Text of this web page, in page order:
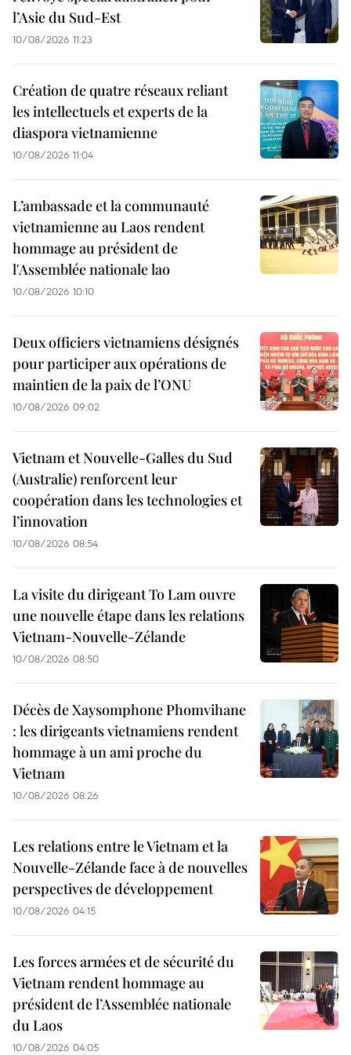
l’Asie du Sud-Est
10/08/2026 11:23
Création de quatre réseaux reliant
les intellectuels et experts de la
diaspora vietnamienne
10/08/2026 11:04
L’ambassade et la communauté
vietnamienne au Laos rendent
hommage au président de
l'Assemblée nationale lao
10/08/2026 10:10
Deux officiers vietnamiens désignés
pour participer aux opérations de
maintien de la paix de l’ONU
10/08/2026 09:02
Vietnam et Nouvelle-Galles du Sud
(Australie) renforcent leur
coopération dans les technologies et
l’innovation
10/08/2026 08:54
La visite du dirigeant To Lam ouvre
une nouvelle étape dans les relations
Vietnam-Nouvelle-Zélande
10/08/2026 08:50
Décès de Xaysomphone Phomvihane
: les dirigeants vietnamiens rendent
hommage à un ami proche du
Vietnam
10/08/2026 08:26
Les relations entre le Vietnam et la
Nouvelle-Zélande face à de nouvelles
perspectives de développement
10/08/2026 04:15
Les forces armées et de sécurité du
Vietnam rendent hommage au
président de l’Assemblée nationale
du Laos
10/08/2026 04:05